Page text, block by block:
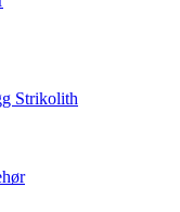
Strikolith